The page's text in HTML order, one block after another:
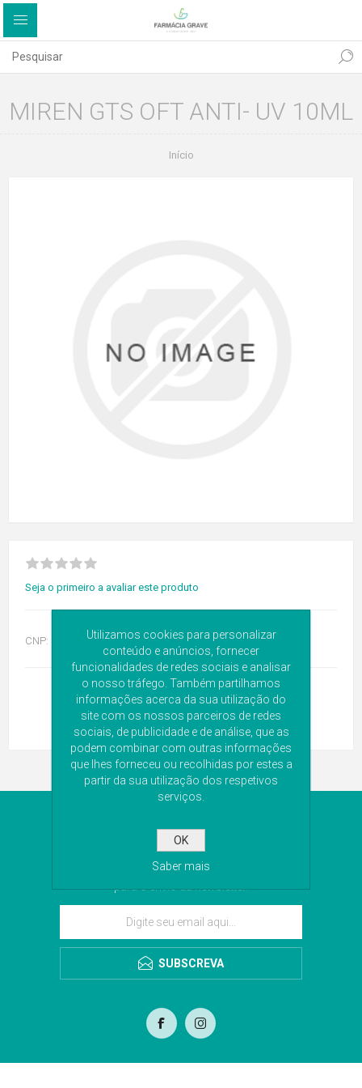
MIREN GTS OFT ANTI- UV 10ML
Início
Seja o primeiro a avaliar este produto
CNP: 6266023
NEWSLETTER
Subscreva a nossa newsletter para receber as
últimas novidades. Iremos guardar o seu email
para o envio da newsletter.
SUBSCREVA
Utilizamos cookies para personalizar
conteúdo e anúncios, fornecer
funcionalidades de redes sociais e analisar
o nosso tráfego. Também partilhamos
informações acerca da sua utilização do
site com os nossos parceiros de redes
sociais, de publicidade e de análise, que as
podem combinar com outras informações
que lhes forneceu ou recolhidas por estes a
partir da sua utilização dos respetivos
serviços.
OK
Saber mais